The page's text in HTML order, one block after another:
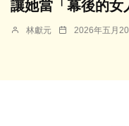
讓她當「幕後的女
林獻元 2026年五月20